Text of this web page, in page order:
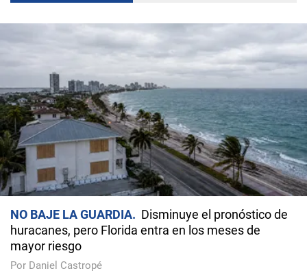
NO BAJE LA GUARDIA
Disminuye el pronóstico de
huracanes, pero Florida entra en los meses de
mayor riesgo
Por Daniel Castropé